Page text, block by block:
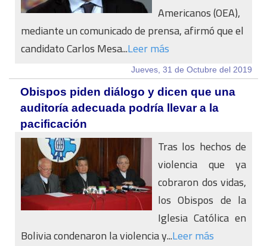
Americanos (OEA),
mediante un comunicado de prensa, afirmó que el
candidato Carlos Mesa...Leer más
Jueves, 31 de Octubre del 2019
Obispos piden diálogo y dicen que una
auditoría adecuada podría llevar a la
pacificación
Tras los hechos de
violencia que ya
cobraron dos vidas,
los Obispos de la
Iglesia Católica en
Bolivia condenaron la violencia y...Leer más